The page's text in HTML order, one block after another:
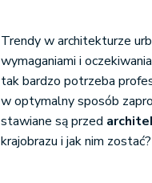
Trendy w architekturze
wymaganiami i
tak bardzo potrzeba
w optymalny sposób
stawiane są przed
krajobrazu i jak nim zostać?